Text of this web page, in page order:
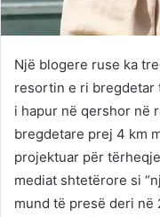
Një blogere ruse ka
resortin e ri bregdetar
i hapur në qershor në
bregdetare prej 4 km
projektuar për
mediat shtetërore si
mund të presë deri në